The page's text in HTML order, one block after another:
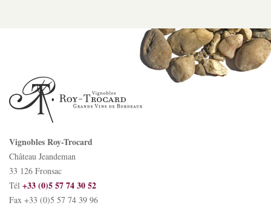
Vignobles Roy-Trocard
Château Jeandeman
33 126 Fronsac
Tél +33 (0)5 57 74 30 52
Fax +33 (0)5 57 74 39 96